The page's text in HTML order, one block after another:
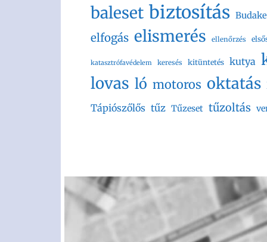
baleset biztosítás
elfogás elismerés ellenőrzés
katasztrófavédelem keresés kitüntetés kutya
lovas ló motoros oktatás
Tápiószőlős tűz Tűzeset tűzoltás